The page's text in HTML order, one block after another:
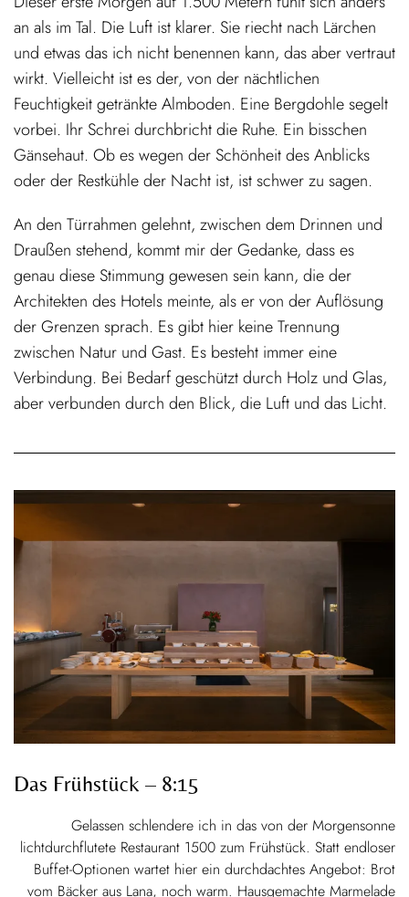
an als im Tal. Die Luft ist klarer. Sie riecht nach Lärchen
und etwas das ich nicht benennen kann, das aber vertraut
wirkt. Vielleicht ist es der, von der nächtlichen
Feuchtigkeit getränkte Almboden. Eine Bergdohle segelt
vorbei. Ihr Schrei durchbricht die Ruhe. Ein bisschen
Gänsehaut. Ob es wegen der Schönheit des Anblicks
oder der Restkühle der Nacht ist, ist schwer zu sagen.
An den Türrahmen gelehnt, zwischen dem Drinnen und
Draußen stehend, kommt mir der Gedanke, dass es
genau diese Stimmung gewesen sein kann, die der
Architekten des Hotels meinte, als er von der Auflösung
der Grenzen sprach. Es gibt hier keine Trennung
zwischen Natur und Gast. Es besteht immer eine
Verbindung. Bei Bedarf geschützt durch Holz und Glas,
aber verbunden durch den Blick, die Luft und das Licht.
Das Frühstück – 8:15
Gelassen schlendere ich in das von der Morgensonne
lichtdurchflutete Restaurant 1500 zum Frühstück. Statt endloser
Buffet-Optionen wartet hier ein durchdachtes Angebot: Brot
vom Bäcker aus Lana, noch warm. Hausgemachte Marmelade